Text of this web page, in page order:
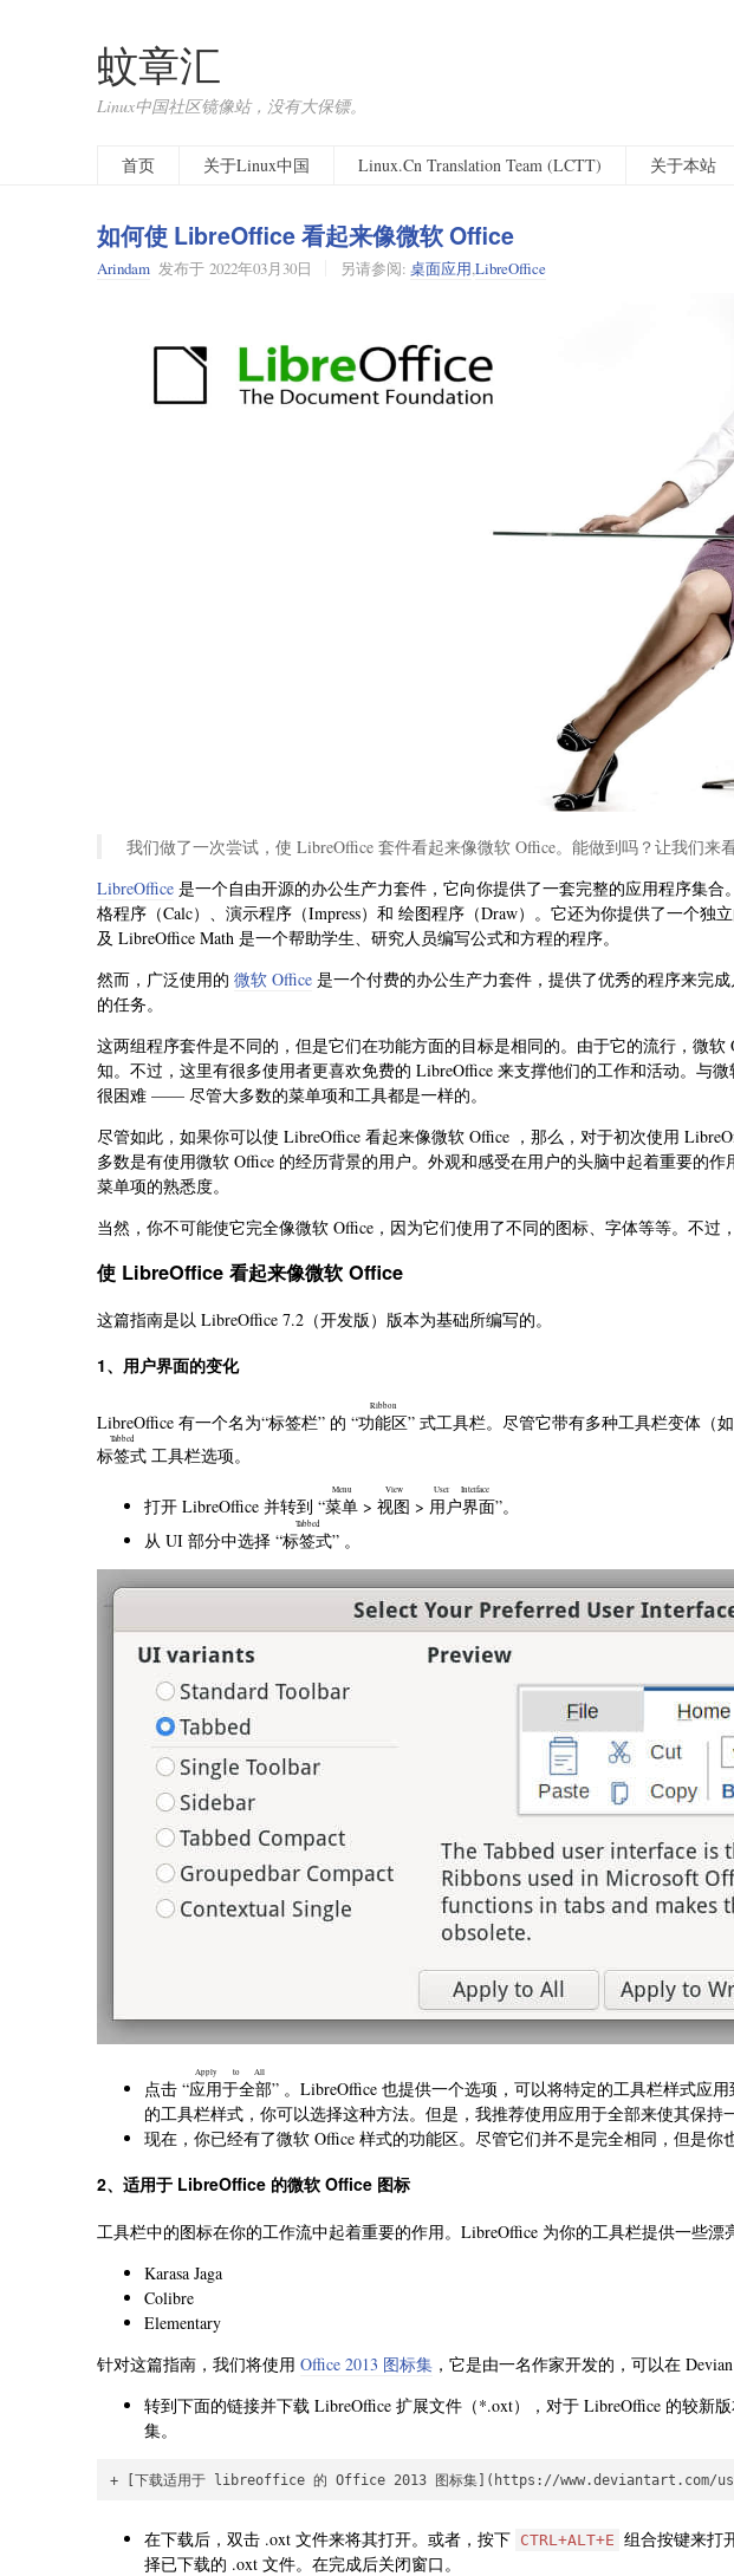
蚊章汇
Linux中国社区镜像站，没有大保镖。
首页
关于Linux中国 Linux.Cn Translation Team (LCTT) 关于本站
如何使 LibreOffice 看起来像微软 Office
Arindam 发布于 2022年03月30日 另请参阅: 桌面应用,LibreOffice
我们做了一次尝试，使 LibreOffice 套件看起来像微软 Office。能做到吗？让我们来看
LibreOffice 是一个自由开源的办公生产力套件，它向你提供了一套完整的应用程序集
格程序（Calc）、演示程序（Impress）和 绘图程序（Draw）。它还为你提供了一个独
及 LibreOffice Math 是一个帮助学生、研究人员编写公式和方程的程序。
然而，广泛使用的 微软 Office 是一个付费的办公生产力套件，提供了优秀的程序来完
的任务。
这两组程序套件是不同的，但是它们在功能方面的目标是相同的。由于它的流行，微软
知。不过，这里有很多使用者更喜欢免费的 LibreOffice 来支撑他们的工作和活动。与
很困难 —— 尽管大多数的菜单项和工具都是一样的。
尽管如此，如果你可以使 LibreOffice 看起来像微软 Office ，那么，对于初次使用
多数是有使用微软 Office 的经历背景的用户。外观和感受在用户的头脑中起着重要的作
菜单项的熟悉度。
当然，你不可能使它完全像微软 Office，因为它们使用了不同的图标、字体等等。不过
使 LibreOffice 看起来像微软 Office
这篇指南是以 LibreOffice 7.2（开发版）版本为基础所编写的。
1、用户界面的变化
LibreOffice 有一个名为“标签栏” 的 “功能区
Ribbon
” 式工具栏。尽管它带有多种工具栏变体（
标签式
Tabbed
工具栏选项。
打开 LibreOffice 并转到 “菜单
Menu
> 视图
View
> 用户界面
User Interface
”。
从 UI 部分中选择 “标签式
Tabbed
” 。
点击 “应用于全部
Apply to All
” 。LibreOffice 也提供一个选项，可以将特定的工具栏样式应
的工具栏样式，你可以选择这种方法。但是，我推荐使用应用于全部来使其保持一
现在，你已经有了微软 Office 样式的功能区。尽管它们并不是完全相同，但是你
2、适用于 LibreOffice 的微软 Office 图标
工具栏中的图标在你的工作流中起着重要的作用。LibreOffice 为你的工具栏提供一些漂
Karasa Jaga
Colibre
Elementary
针对这篇指南，我们将使用 Office 2013 图标集 ，它是由一名作家开发的，可以在
转到下面的链接并下载 LibreOffice 扩展文件（*.oxt），对于 LibreOffice 的较新
集。
+ [下载适用于 libreoffice 的 Office 2013 图标集](https://www.deviantart.com/
在下载后，双击 .oxt 文件来将其打开。或者，按下 CTRL+ALT+E 组合按键来打
择已下载的 .oxt 文件。在完成后关闭窗口。